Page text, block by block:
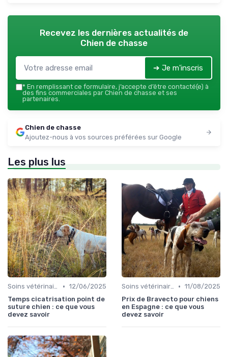
Recevez les dernières actualités de
Chien de chasse
➔ Je m'inscris
* En remplissant ce formulaire, j’accepte d’être contacté(e) à
des fins commerciales par Chien de chasse et ses
partenaires.
Chien de chasse
Ajoutez-nous à vos sources préférées sur Google
Les plus lus
Soins vétérinaires pour chiens de chasse • 12/06/2025
Temps cicatrisation point de
suture chien : ce que vous
devez savoir
Soins vétérinaires pour chiens de chasse • 11/08/2025
Prix de Bravecto pour chiens
en Espagne : ce que vous
devez savoir